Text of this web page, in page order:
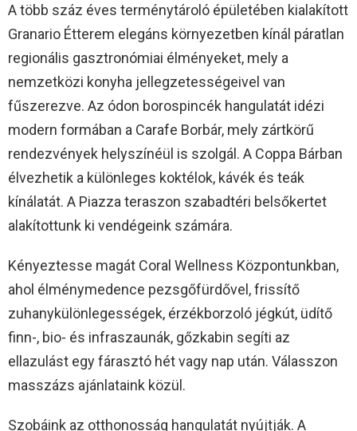
A több száz éves terménytároló épületében kialakított
Granario Étterem elegáns környezetben kínál páratlan
regionális gasztronómiai élményeket, mely a
nemzetközi konyha jellegzetességeivel van
fűszerezve. Az ódon borospincék hangulatát idézi
modern formában a Carafe Borbár, mely zártkörű
rendezvények helyszínéül is szolgál. A Coppa Bárban
élvezhetik a különleges koktélok, kávék és teák
kínálatát. A Piazza teraszon szabadtéri belsőkertet
alakítottunk ki vendégeink számára.
Kényeztesse magát Coral Wellness Központunkban,
ahol élménymedence pezsgőfürdővel, frissítő
zuhanykülönlegességek, érzékborzoló jégkút, üdítő
finn-, bio- és infraszaunák, gőzkabin segíti az
ellazulást egy fárasztó hét vagy nap után. Válasszon
masszázs ajánlataink közül.
Szobáink az otthonosság hangulatát nyújtják. A